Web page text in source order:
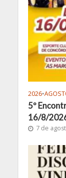
2026•
5º
16/8/
7 de